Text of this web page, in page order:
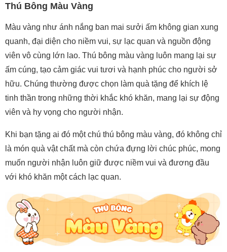
Thú Bông Màu Vàng
Màu vàng như ánh nắng ban mai sưởi ấm không gian xung
quanh, đại diện cho niềm vui, sự lạc quan và nguồn động
viên vô cùng lớn lao. Thú bông màu vàng luôn mang lại sự
ấm cúng, tạo cảm giác vui tươi và hạnh phúc cho người sở
hữu. Chúng thường được chọn làm quà tặng để khích lệ
tinh thần trong những thời khắc khó khăn, mang lại sự động
viên và hy vọng cho người nhận.
Khi bạn tặng ai đó một chú thú bông màu vàng, đó không chỉ
là món quà vật chất mà còn chứa đựng lời chúc phúc, mong
muốn người nhận luôn giữ được niềm vui và đương đầu
với khó khăn một cách lạc quan.